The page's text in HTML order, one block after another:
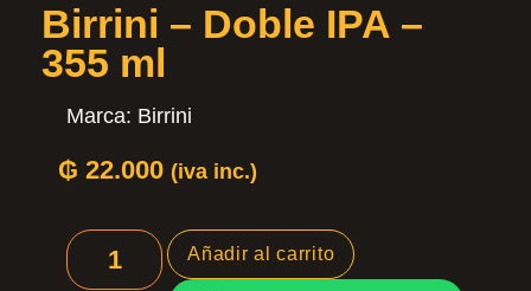
Birrini – Doble IPA –
355 ml
Marca: Birrini
₲ 22.000 (iva inc.)
Añadir al carrito